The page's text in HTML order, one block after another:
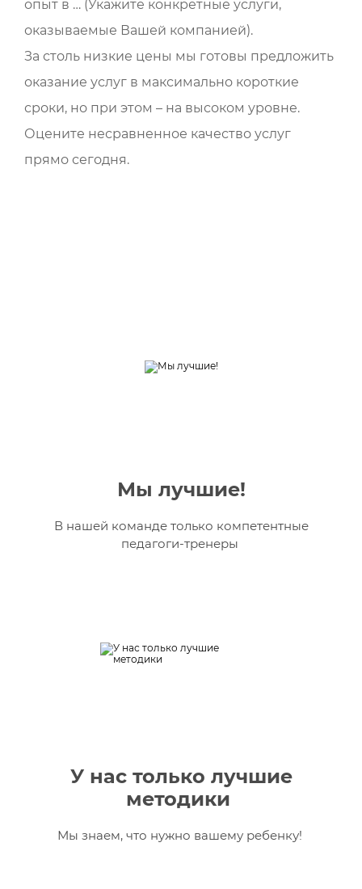
опыт в … (Укажите конкретные услуги,
оказываемые Вашей компанией).
За столь низкие цены мы готовы предложить
оказание услуг в максимально короткие
сроки, но при этом – на высоком уровне.
Оцените несравненное качество услуг
прямо сегодня.
Мы лучшие!
В нашей команде только компетентные
педагоги-тренеры
У нас только лучшие
методики
Мы знаем, что нужно вашему ребенку!